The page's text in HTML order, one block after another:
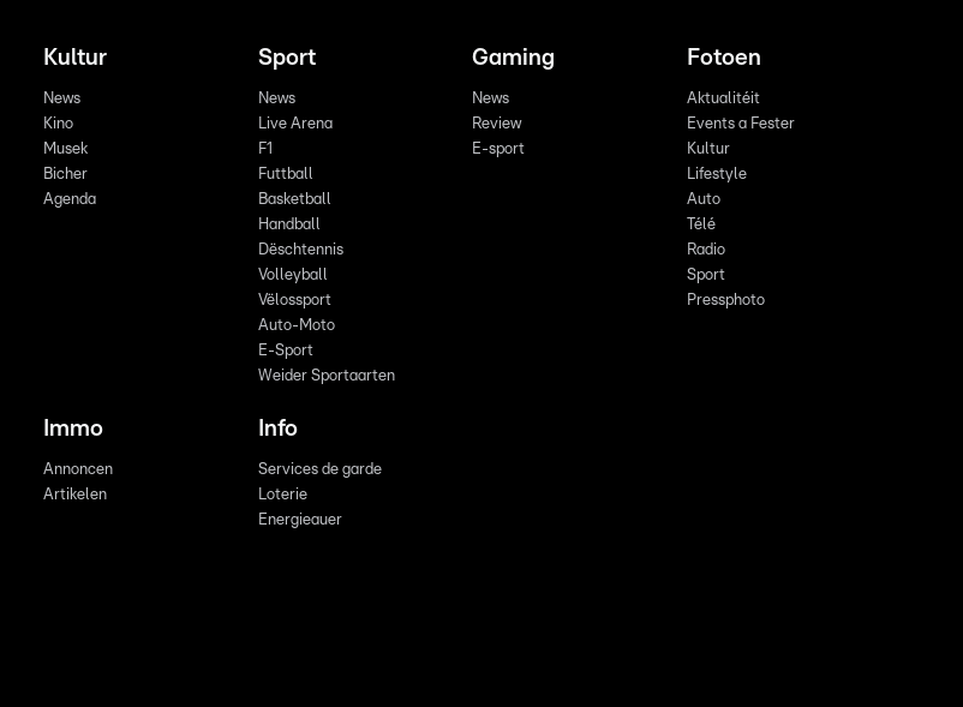
Kultur
News
Kino
Musek
Bicher
Agenda
Sport
News
Live Arena
F1
Futtball
Basketball
Handball
Dëschtennis
Volleyball
Vëlossport
Auto-Moto
E-Sport
Weider Sportaarten
Gaming
News
Review
E-sport
Fotoen
Aktualitéit
Events a Fester
Kultur
Lifestyle
Auto
Télé
Radio
Sport
Pressphoto
Immo
Annoncen
Artikelen
Info
Services de garde
Loterie
Energieauer